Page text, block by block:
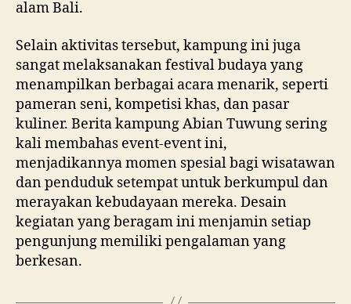
alam Bali.
Selain aktivitas tersebut, kampung ini juga
sangat melaksanakan festival budaya yang
menampilkan berbagai acara menarik, seperti
pameran seni, kompetisi khas, dan pasar
kuliner. Berita kampung Abian Tuwung sering
kali membahas event-event ini,
menjadikannya momen spesial bagi wisatawan
dan penduduk setempat untuk berkumpul dan
merayakan kebudayaan mereka. Desain
kegiatan yang beragam ini menjamin setiap
pengunjung memiliki pengalaman yang
berkesan.